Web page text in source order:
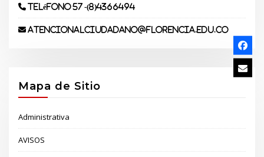
Teléfono 57 -(8)4366494
atencionalciudadano@florencia.edu.co
Mapa de Sitio
Administrativa
AVISOS